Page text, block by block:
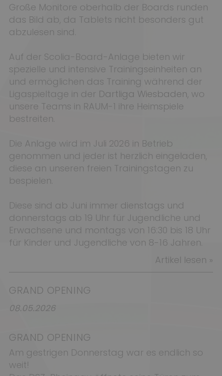
Große Monitore oberhalb der Boards runden
das Bild ab, da Tablets nicht besonders gut
abzulesen sind.
Auf der Scolia-Board-Anlage bieten wir
spezielle und intensive Trainingseinheiten an
und ermöglichen das Training während der
Ligaspieltage in der Dartliga Wiesbaden, wo
unsere Teams in RAUM-1 ihre Heimspiele
bestreiten.
Die Anlage wird im Juli 2026 in Betrieb
genommen und jeder ist herzlich eingeladen,
diese an unseren freien Trainingstagen zu
bespielen.
Diese sind ab Juni immer dienstags und
donnerstags ab 19 Uhr für Jugendliche und
Erwachsene und montags von 16:30 bis 18 Uhr
für Kinder und Jugendliche von 8-16 Jahren.
Artikel lesen »
GRAND OPENING
08.05.2026
GRAND OPENING
Am gestrigen Donnerstag war es endlich so
weit!